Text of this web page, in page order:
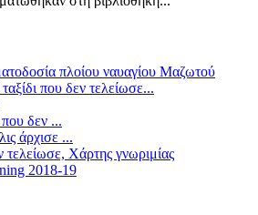
πλοίου ναυαγίου Μαζωτού
που δεν τελείωσε...
δεν ...
άρχισε ...
τελείωσε, Χάρτης γνωριμίας
2018-19